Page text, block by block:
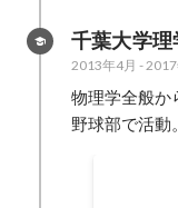
千葉大学
2013年4月 -
物理学全般か
野球部で活動。